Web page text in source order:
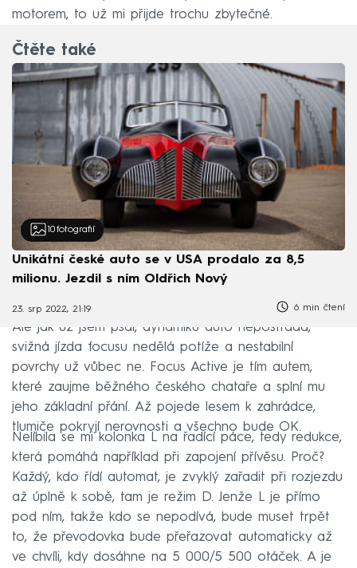
motorem, to už mi přijde trochu zbytečné.
Čtěte také
10 fotografií
Unikátní české auto se v USA prodalo za 8,5
milionu. Jezdil s ním Oldřich Nový
23. srp 2022, 21:19 6 min čtení
Ale jak už jsem psal, dynamiku auto nepostrádá,
svižná jízda focusu nedělá potíže a nestabilní
povrchy už vůbec ne. Focus Active je tím autem,
které zaujme běžného českého chataře a splní mu
jeho základní přání. Až pojede lesem k zahrádce,
tlumiče pokryjí nerovnosti a všechno bude OK.
Nelíbila se mi kolonka L na řadící páce, tedy redukce,
která pomáhá například při zapojení přívěsu. Proč?
Každý, kdo řídí automat, je zvyklý zařadit při rozjezdu
až úplně k sobě, tam je režim D. Jenže L je přímo
pod ním, takže kdo se nepodívá, bude muset trpět
to, že převodovka bude přeřazovat automaticky až
ve chvíli, kdy dosáhne na 5 000/5 500 otáček. A je